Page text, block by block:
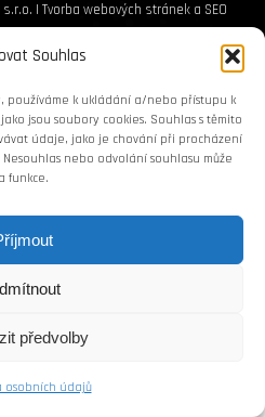
Souhlas
používáme k ukládání a/nebo přístupu k
jsou soubory cookies. Souhlas s těmito
údaje, jako je chování při procházení
nebo odvolání souhlasu může
funkce.
předvolby
osobních údajů
| Tvorba webových stráneka SEO